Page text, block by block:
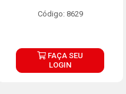
Código: 8629
FAÇA SEU
LOGIN